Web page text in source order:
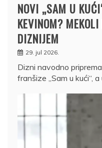
NOVI „SAM U
KEVINOM?
DIZNIJEM
29. jul 2026.
Dizni navodno
franšize „Sam u kući“,